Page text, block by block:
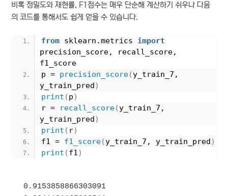
비록 정밀도와 재현률, F1점수는 매우 단순해 계산하기 쉬우나 다음
의 코드를 통해서도 쉽게 얻을 수 있습니다.
from sklearn.metrics import
precision_score, recall_score,
f1_score
p = precision_score(y_train_7,
y_train_pred)
print (p)
r = recall_score(y_train_7,
y_train_pred)
print ( r)
f1 = f1_score(y_train_7, y_train_pred)
print (f1)
0.9153858866303091